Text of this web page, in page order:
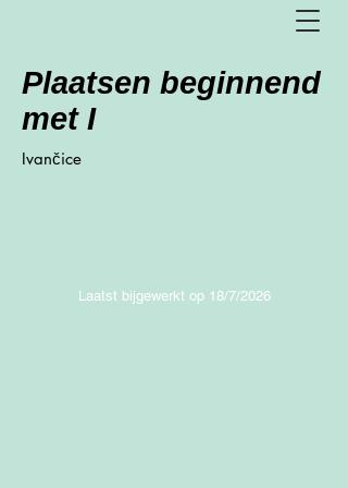
Plaatsen beginnend
met I
Ivančice
Laatst bijgewerkt op 18/7/2026